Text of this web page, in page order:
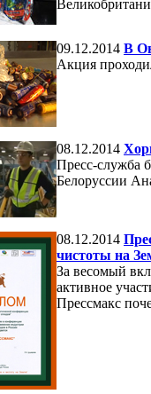
09.12.2014 В
Акция
08.12.2014
Пресс-служба
Белоруссии
08.12.2014
чистоты на
За весомый
активное
Прессмакс